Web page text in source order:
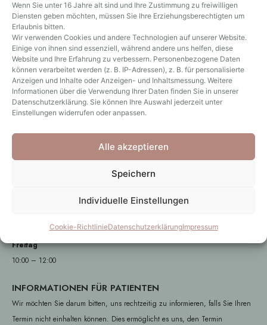
Wenn Sie unter 16 Jahre alt sind und Ihre Zustimmung zu freiwilligen
Diensten geben möchten, müssen Sie Ihre Erziehungsberechtigten um
Erlaubnis bitten.
Wir verwenden Cookies und andere Technologien auf unserer Website.
Einige von ihnen sind essenziell, während andere uns helfen, diese
Website und Ihre Erfahrung zu verbessern. Personenbezogene Daten
können verarbeitet werden (z. B. IP-Adressen), z. B. für personalisierte
Anzeigen und Inhalte oder Anzeigen- und Inhaltsmessung. Weitere
Informationen über die Verwendung Ihrer Daten finden Sie in unserer
Datenschutzerklärung. Sie können Ihre Auswahl jederzeit unter
Einstellungen widerrufen oder anpassen.
Alle akzeptieren
Speichern
Individuelle Einstellungen
Cookie-RichtlinieDatenschutzerklärungImpressum
ÖFFNUNGSZEITEN
Montag
8:00 – 12:00 | 14:00 – 18:00
Dienstag
8:00 – 12:00 | 14:00 – 18:30
Mittwoch
8:00 – 12:00 | nach Vereinbarung
8:00 – 12:00 | 14:00 – 18:30
Freitag
TELEFONSPRECHZEITEN
Freitag
10:00 – 12:00
INFORMATIONEN FÜR PATIENTEN
Wir möchten Sie darum bitten, uns rechtzeitig zu informieren, falls Sie Ihren
Termin nicht einhalten können. Dies ermöglicht es uns, den Termin